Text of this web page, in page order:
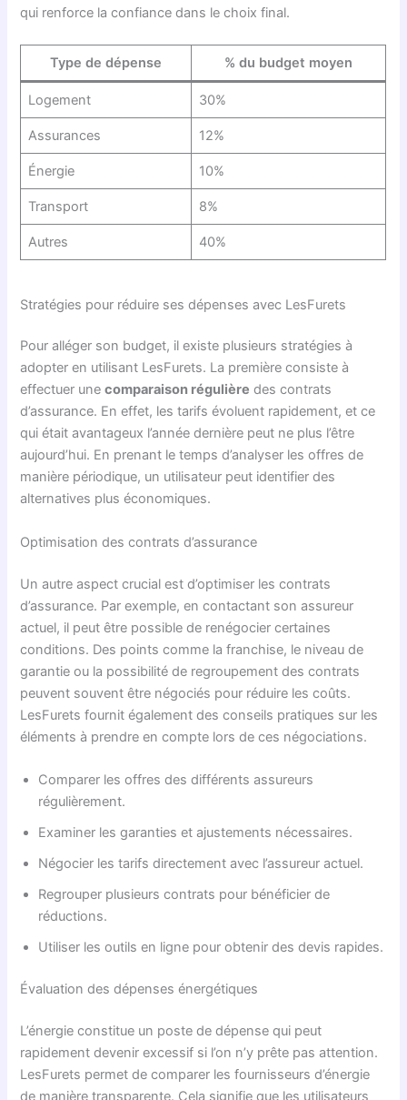
qui renforce la confiance dans le choix final.
Type de dépense % du budget moyen
Logement 30%
Assurances 12%
Énergie 10%
Transport 8%
Autres 40%
Stratégies pour réduire ses dépenses avec LesFurets
Pour alléger son budget, il existe plusieurs stratégies à
adopter en utilisant LesFurets. La première consiste à
effectuer unecomparaison régulière des contrats
d’assurance. En effet, les tarifs évoluent rapidement, et ce
qui était avantageux l’année dernière peut ne plus l’être
aujourd’hui. En prenant le temps d’analyser les offres de
manière périodique, un utilisateur peut identifier des
alternatives plus économiques.
Optimisation des contrats d’assurance
Un autre aspect crucial est d’optimiser les contrats
d’assurance. Par exemple, en contactant son assureur
actuel, il peut être possible de renégocier certaines
conditions. Des points comme la franchise, le niveau de
garantie ou la possibilité de regroupement des contrats
peuvent souvent être négociés pour réduire les coûts.
LesFurets fournit également des conseils pratiques sur les
éléments à prendre en compte lors de ces négociations.
Comparer les offres des différents assureurs
régulièrement.
Examiner les garanties et ajustements nécessaires.
Négocier les tarifs directement avec l’assureur actuel.
Regrouper plusieurs contrats pour bénéficier de
réductions.
Utiliser les outils en ligne pour obtenir des devis rapides.
Évaluation des dépenses énergétiques
L’énergie constitue un poste de dépense qui peut
rapidement devenir excessif si l’on n’y prête pas attention.
LesFurets permet de comparer les fournisseurs d’énergie
de manière transparente. Cela signifie que les utilisateurs